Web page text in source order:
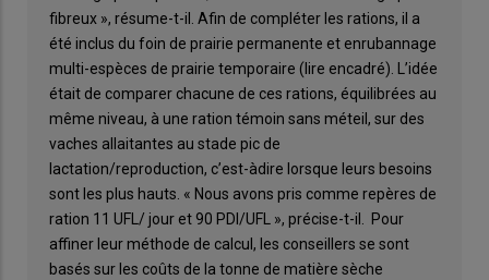
fibreux », résume-t-il. Afin de compléter les rations, il a
été inclus du foin de prairie permanente et enrubannage
multi-espèces de prairie temporaire (lire encadré). L’idée
était de comparer chacune de ces rations, équilibrées au
même niveau, à une ration témoin sans méteil, sur des
vaches allaitantes au stade pic de
lactation/reproduction, c’est-àdire lorsque leurs besoins
sont les plus hauts. « Nous avons pris comme repères de
ration 11 UFL/ jour et 90 PDI/UFL », précise-t-il. Pour
affiner leur méthode de calcul, les conseillers se sont
basés sur les coûts de la tonne de matière sèche